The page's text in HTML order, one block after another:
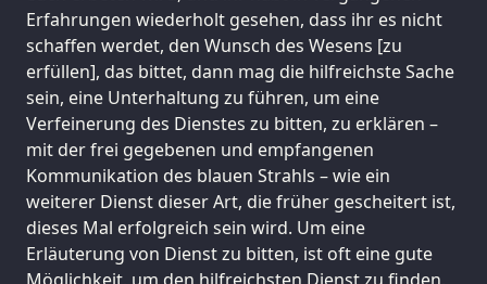
Erfahrungen wiederholt gesehen, dass ihr es nicht
schaffen werdet, den Wunsch des Wesens [zu
erfüllen], das bittet, dann mag die hilfreichste Sache
sein, eine Unterhaltung zu führen, um eine
Verfeinerung des Dienstes zu bitten, zu erklären –
mit der frei gegebenen und empfangenen
Kommunikation des blauen Strahls – wie ein
weiterer Dienst dieser Art, die früher gescheitert ist,
dieses Mal erfolgreich sein wird. Um eine
Erläuterung von Dienst zu bitten, ist oft eine gute